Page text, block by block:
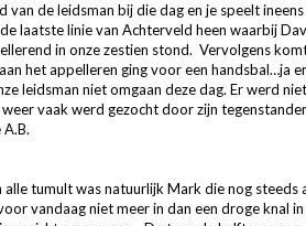
van de leidsman bij die dag en je speelt
laatste linie van Achterveld heen waarbij
in onze zestien stond. Vervolgens
het appelleren ging voor een handsbal…ja
leidsman niet omgaan deze dag. Er werd
vaak werd gezocht door zijn
tumult was natuurlijk Mark die nog steeds
vandaag niet meer in dan een droge knal